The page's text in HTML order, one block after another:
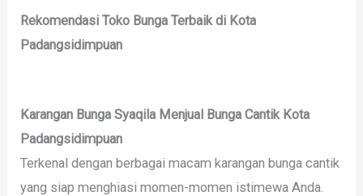
Rekomendasi Toko Bunga Terbaik di Kota
Padangsidimpuan
Karangan Bunga Syaqila Menjual Bunga Cantik Kota
Padangsidimpuan
Terkenal dengan berbagai macam karangan bunga cantik
yang siap menghiasi momen-momen istimewa Anda.